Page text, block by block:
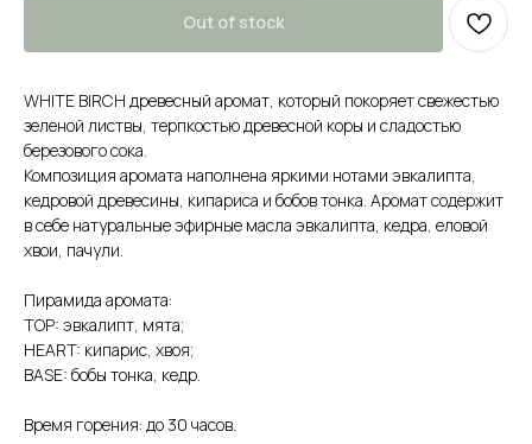
Out of stock
WHITE BIRCH древесный аромат, который покоряет свежестью
зеленой листвы, терпкостью древесной коры и сладостью
березового сока.
Композиция аромата наполнена яркими нотами эвкалипта,
кедровой древесины, кипариса и бобов тонка. Аромат содержит
в себе натуральные эфирные масла эвкалипта, кедра, еловой
хвои, пачули.
Пирамида аромата:
TOP: эвкалипт, мята;
HEART: кипарис, хвоя;
BASE: бобы тонка, кедр.
Время горения: до 30 часов.